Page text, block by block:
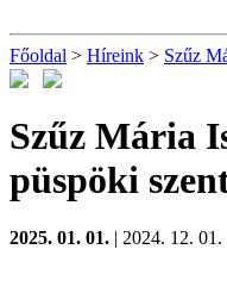
Főoldal > Híreink > Szűz
Szűz Mária
püspöki
2025. 01. 01. | 2024. 12. 01.